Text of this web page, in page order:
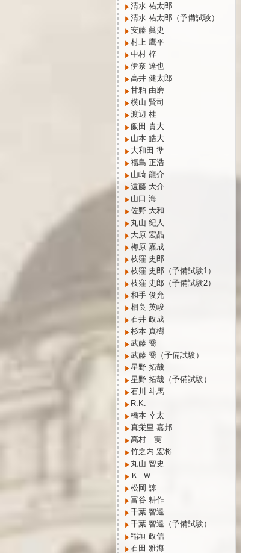
清水 祐太郎
清水 祐太郎（予備試験）
安藤 眞史
村上 鷹平
中村 梓
伊奈 達也
高井 健太郎
甘粕 由磨
横山 賢司
渡辺 桂
飯田 貴大
山本 皓大
大和田 準
福島 正浩
山崎 龍介
遠藤 大介
山口 海
佐野 大和
丸山 紀人
大原 宏晶
梅原 嘉成
枝窪 史郎
枝窪 史郎（予備試験1）
枝窪 史郎（予備試験2）
和手 俊允
相良 英峻
石井 政成
杉本 真樹
武藤 喬
武藤 喬（予備試験）
星野 拓哉
星野 拓哉（予備試験）
石川 斗馬
R.K.
橋本 幸太
真栄里 嘉邦
高村 実
竹之内 宏将
丸山 智史
Ｋ. Ｗ.
松岡 諒
富谷 耕作
千葉 智達
千葉 智達（予備試験）
稲垣 政信
石田 雅海